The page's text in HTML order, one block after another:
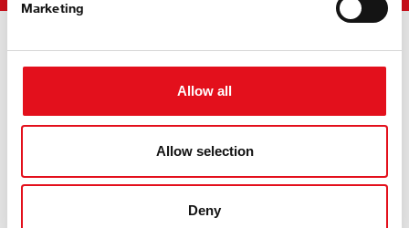
Marketing
Allow all
Allow selection
Deny
Jednostavno ali pametno:
Sve u jendom pakiranju